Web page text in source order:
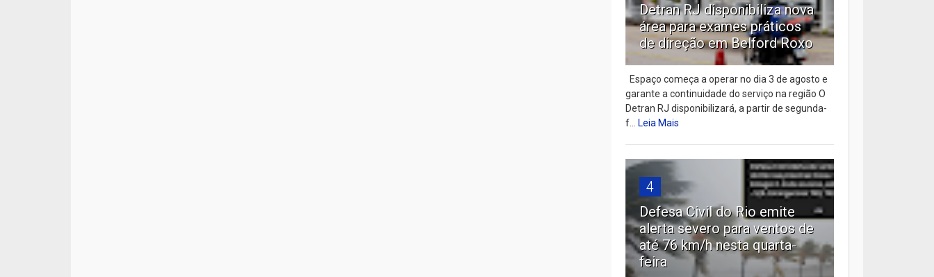
Detran RJ disponibiliza nova
área para exames práticos
de direção em Belford Roxo
Espaço começa a operar no dia 3 de agosto e
garante a continuidade do serviço na região O
Detran RJ disponibilizará, a partir de segunda-
f...Leia Mais
4
Defesa Civil do Rio emite
alerta severo para ventos de
até 76 km/h nesta quarta-
feira